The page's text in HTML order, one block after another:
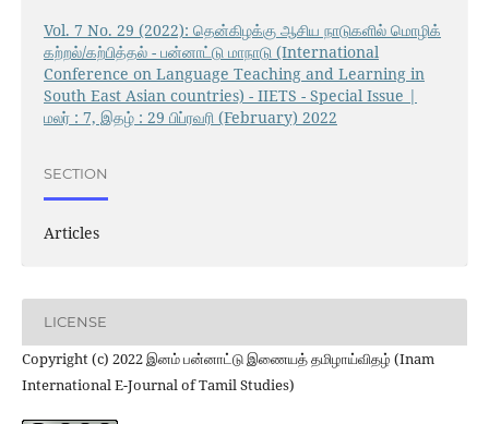
Vol. 7 No. 29 (2022): தென்கிழக்கு ஆசிய நாடுகளில் மொழிக்
கற்றல்/கற்பித்தல் - பன்னாட்டு மாநாடு (International
Conference on Language Teaching and Learning in
South East Asian countries) - IIETS - Special Issue |
மலர் : 7, இதழ் : 29 பிப்ரவரி (February) 2022
SECTION
Articles
LICENSE
Copyright (c) 2022 இனம் பன்னாட்டு இணையத் தமிழாய்விதழ் (Inam
International E-Journal of Tamil Studies)